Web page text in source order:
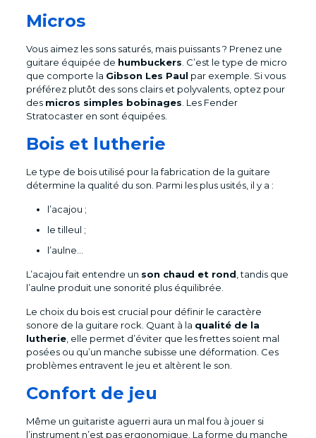
Micros
Vous aimez les sons saturés, mais puissants ? Prenez une
guitare équipée de humbuckers . C’est le type de micro
que comporte la Gibson Les Paul par exemple. Si vous
préférez plutôt des sons clairs et polyvalents, optez pour
des micros simples bobinages . Les Fender
Stratocaster en sont équipées.
Bois et lutherie
Le type de bois utilisé pour la fabrication de la guitare
détermine la qualité du son. Parmi les plus usités, il y a :
l’acajou ;
le tilleul ;
l’aulne…
L’acajou fait entendre un son chaud et rond , tandis que
l’aulne produit une sonorité plus équilibrée.
Le choix du bois est crucial pour définir le caractère
sonore de la guitare rock. Quant à la qualité de la
lutherie, elle permet d’éviter que les frettes soient mal
posées ou qu’un manche subisse une déformation. Ces
problèmes entravent le jeu et altèrent le son.
Confort de jeu
Même un guitariste aguerri aura un mal fou à jouer si
l’instrument n’est pas ergonomique. La forme du manche